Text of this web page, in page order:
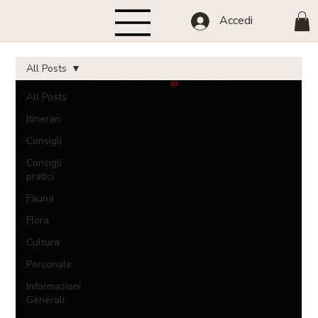
Accedi
All Posts
Itinerari
Consigli
Consigli
pratici
Fauna
Flora
Cultura
Personale
Informazioni
Generali
All Posts
Hai domande sulla Namibia? ScrivileQUI